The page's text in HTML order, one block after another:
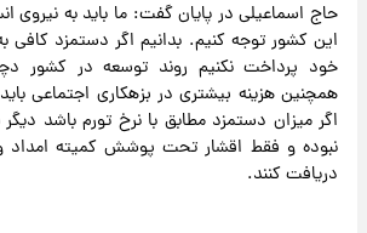
حاج اسماعیلی در پایان گفت: ما باید به نیروی
این کشور توجه کنیم. بدانیم اگر دستمزد کافی
خود پرداخت نکنیم روند توسعه در کشور
همچنین هزینه بیشتری در بزهکاری اجتماعی
اگر میزان دستمزد مطابق با نرخ تورم باشد دیگر
نبوده و فقط اقشار تحت پوشش کمیته امداد و
دریافت کنند.